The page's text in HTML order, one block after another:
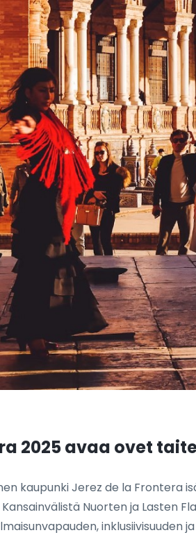
2025 avaa ovet
kaupunki Jerez de la Frontera
Nuorten ja Lasten
inklusiivisuuden